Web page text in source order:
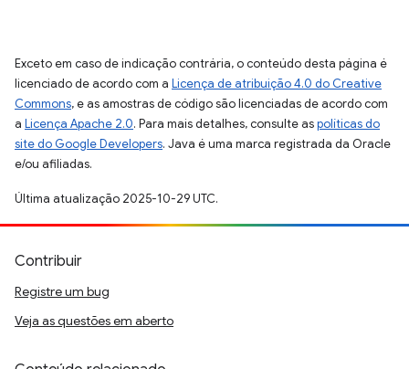
Exceto em caso de indicação contrária, o conteúdo desta página é
licenciado de acordo com a Licença de atribuição 4.0 do Creative
Commons, e as amostras de código são licenciadas de acordo com
a Licença Apache 2.0. Para mais detalhes, consulte aspolíticas do
site do Google Developers. Java é uma marca registrada da Oracle
e/ou afiliadas.
Última atualização 2025-10-29 UTC.
Contribuir
Registre um bug
Veja as questões em aberto